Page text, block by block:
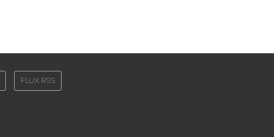
FLUX RSS